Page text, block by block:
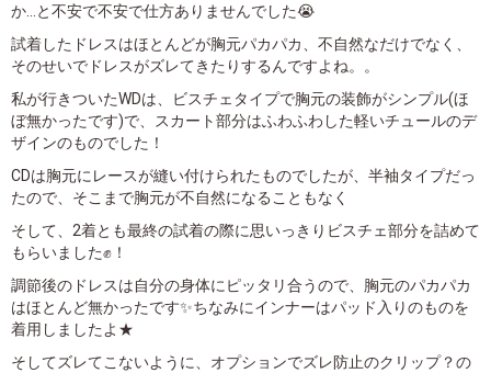
か…と不安で不安で仕方ありませんでした😭
試着したドレスはほとんどが胸元パカパカ、不自然なだけでなく、
そのせいでドレスがズレてきたりするんですよね。。
私が行きついたWDは、ビスチェタイプで胸元の装飾がシンプル(ほ
ぼ無かったです)で、スカート部分はふわふわした軽いチュールのデ
ザインのものでした！
CDは胸元にレースが縫い付けられたものでしたが、半袖タイプだっ
たので、そこまで胸元が不自然になることもなく
そして、2着とも最終の試着の際に思いっきりビスチェ部分を詰めて
もらいました✊！
調節後のドレスは自分の身体にピッタリ合うので、胸元のパカパカ
はほとんど無かったです✨ちなみにインナーはパッド入りのものを
着用しましたよ★
そしてズレてこないように、オプションでズレ防止のクリップ？の